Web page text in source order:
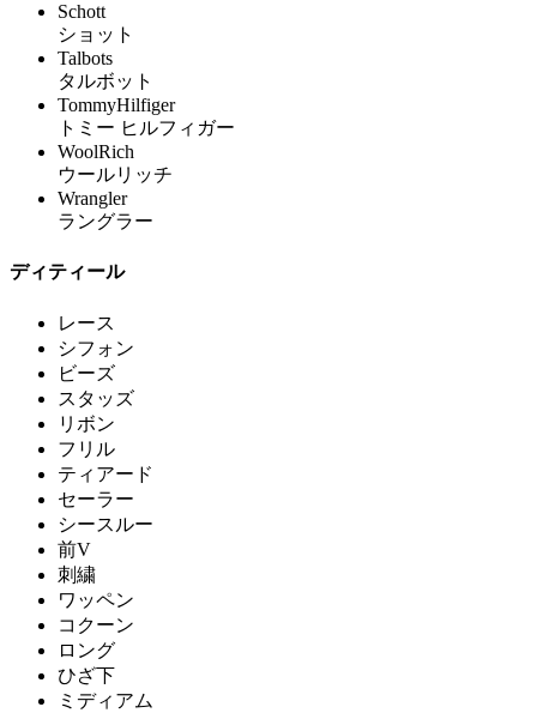
Schott
ショット
Talbots
タルボット
TommyHilfiger
トミー ヒルフィガー
WoolRich
ウールリッチ
Wrangler
ラングラー
ディティール
レース
シフォン
ビーズ
スタッズ
リボン
フリル
ティアード
セーラー
シースルー
前V
刺繍
ワッペン
コクーン
ロング
ひざ下
ミディアム